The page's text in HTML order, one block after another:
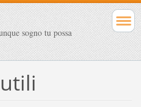
sogno tu possa